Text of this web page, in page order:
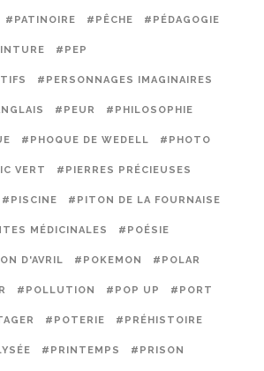
#PATINOIRE #PÊCHE #PÉDAGOGIE
#PEP
#PERSONNAGES IMAGINAIRES
#PEUR #PHILOSOPHIE
#PHOQUE DE WEDELL #PHOTO
VERT #PIERRES PRÉCIEUSES
#PISCINE #PITON DE LA FOURNAISE
MÉDICINALES #POÉSIE
D'AVRIL #POKEMON #POLAR
#POLLUTION #POP UP #PORT
#POTERIE #PRÉHISTOIRE
#PRINTEMPS #PRISON